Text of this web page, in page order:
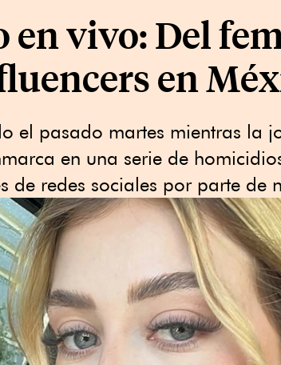
en vivo: Del
en
el pasado martes mientras la
en una serie de
de redes sociales por parte de